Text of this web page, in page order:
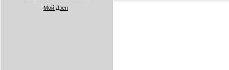
Мой Дзен